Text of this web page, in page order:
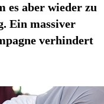
es aber wieder zu
Ein massiver
verhindert